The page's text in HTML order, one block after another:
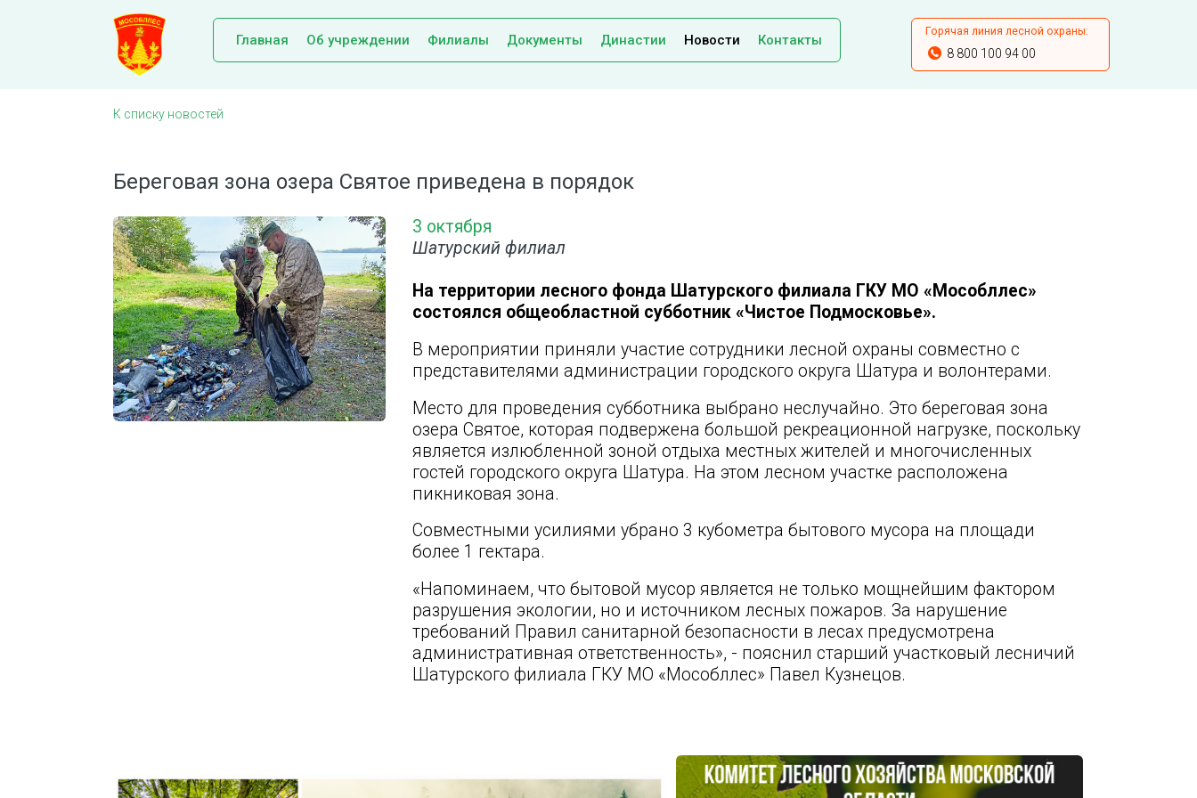
Главная Об учреждении Филиалы Документы Династии Новости Контакты
Горячая линия лесной охраны:
8 800 100 94 00
К списку новостей
Береговая зона озера Святое приведена в порядок
3 октября
Шатурский филиал
На территории лесного фонда Шатурского филиала ГКУ МО «Мособллес»
состоялся общеобластной субботник «Чистое Подмосковье».
В мероприятии приняли участие сотрудники лесной охраны совместно с
представителями администрации городского округа Шатура и волонтерами.
Место для проведения субботника выбрано неслучайно. Это береговая зона
озера Святое, которая подвержена большой рекреационной нагрузке, поскольку
является излюбленной зоной отдыха местных жителей и многочисленных
гостей городского округа Шатура. На этом лесном участке расположена
пикниковая зона.
Совместными усилиями убрано 3 кубометра бытового мусора на площади
более 1 гектара.
«Напоминаем, что бытовой мусор является не только мощнейшим фактором
разрушения экологии, но и источником лесных пожаров. За нарушение
требований Правил санитарной безопасности в лесах предусмотрена
административная ответственность», - пояснил старший участковый лесничий
Шатурского филиала ГКУ МО «Мособллес» Павел Кузнецов.